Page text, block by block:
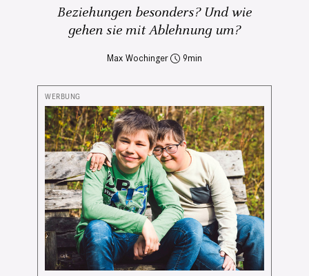
Beziehungen besonders? Und wie
gehen sie mit Ablehnung um?
Max Wochinger 9